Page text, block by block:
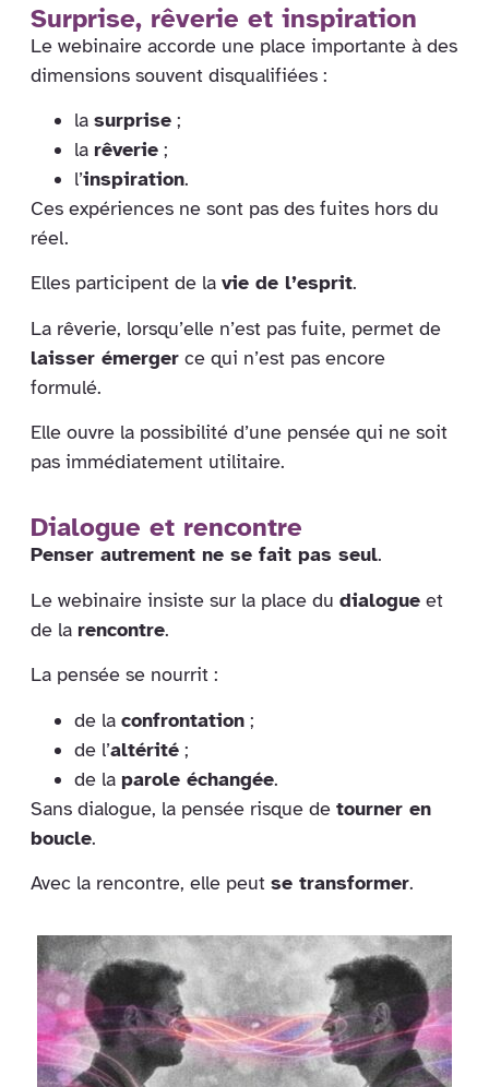
Surprise, rêverie et inspiration
Le webinaire accorde une place importante à des
dimensions souvent disqualifiées :
la surprise ;
la rêverie ;
l’inspiration.
Ces expériences ne sont pas des fuites hors du
réel.
Elles participent de la vie de l’esprit.
La rêverie, lorsqu’elle n’est pas fuite, permet de
laisser émerger ce qui n’est pas encore
formulé.
Elle ouvre la possibilité d’une pensée qui ne soit
pas immédiatement utilitaire.
Dialogue et rencontre
Penser autrement ne se fait pas seul.
Le webinaire insiste sur la place du dialogue et
de la rencontre.
La pensée se nourrit :
de la confrontation ;
de l’altérité ;
de la parole échangée.
Sans dialogue, la pensée risque de tourner en
boucle.
Avec la rencontre, elle peut se transformer.